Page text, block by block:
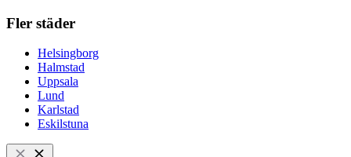
Fler städer
Helsingborg
Halmstad
Uppsala
Lund
Karlstad
Eskilstuna